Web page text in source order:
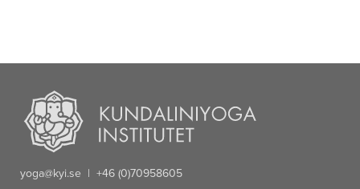
yoga@kyi.se | +46 (0)70958605